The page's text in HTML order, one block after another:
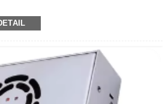
(alleen)